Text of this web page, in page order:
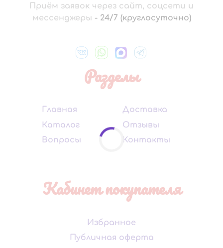
Приём заявок через сайт, соцсети и
мессенджеры - 24/7 (круглосуточно)
Разделы
Главная
Каталог
Вопросы
Доставка
Отзывы
Контакты
Кабинет покупателя
Избранное
Публичная оферта